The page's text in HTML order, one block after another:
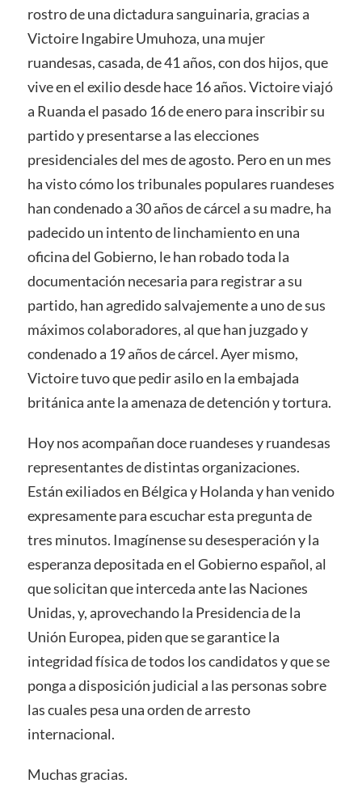
rostro de una dictadura sanguinaria, gracias a
Victoire Ingabire Umuhoza, una mujer
ruandesas, casada, de 41 años, con dos hijos, que
vive en el exilio desde hace 16 años. Victoire viajó
a Ruanda el pasado 16 de enero para inscribir su
partido y presentarse a las elecciones
presidenciales del mes de agosto. Pero en un mes
ha visto cómo los tribunales populares ruandeses
han condenado a 30 años de cárcel a su madre, ha
padecido un intento de linchamiento en una
oficina del Gobierno, le han robado toda la
documentación necesaria para registrar a su
partido, han agredido salvajemente a uno de sus
máximos colaboradores, al que han juzgado y
condenado a 19 años de cárcel. Ayer mismo,
Victoire tuvo que pedir asilo en la embajada
británica ante la amenaza de detención y tortura.
Hoy nos acompañan doce ruandeses y ruandesas
representantes de distintas organizaciones.
Están exiliados en Bélgica y Holanda y han venido
expresamente para escuchar esta pregunta de
tres minutos. Imagínense su desesperación y la
esperanza depositada en el Gobierno español, al
que solicitan que interceda ante las Naciones
Unidas, y, aprovechando la Presidencia de la
Unión Europea, piden que se garantice la
integridad física de todos los candidatos y que se
ponga a disposición judicial a las personas sobre
las cuales pesa una orden de arresto
internacional.
Muchas gracias.